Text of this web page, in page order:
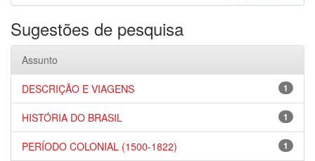
Sugestões de pesquisa
Assunto
1
DESCRIÇÃO E VIAGENS
1
HISTÓRIA DO BRASIL
1
PERÍODO COLONIAL (1500-1822)